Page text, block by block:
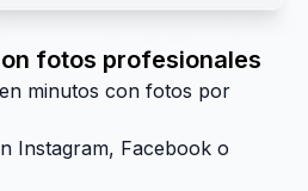
fotos profesionales
minutos con fotos por
Instagram, Facebook o